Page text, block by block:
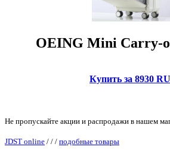
OEING Mini Carry-
Купить за 8930
Не пропускайте акции и распродажи в нашем
JDST online / / / подобные товары